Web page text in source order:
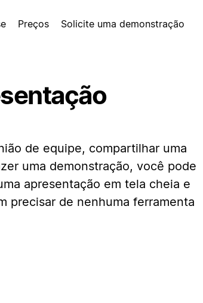
Preços Solicite uma demonstração
de equipe, compartilhar uma
uma demonstração, você pode
apresentação em tela cheia e
precisar de nenhuma ferramenta